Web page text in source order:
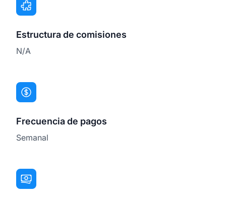
Estructura de comisiones
N/A
Frecuencia de pagos
Semanal